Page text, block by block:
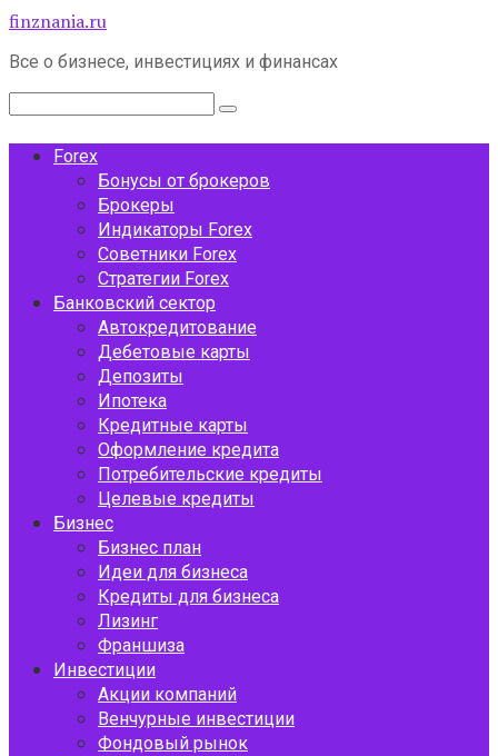
Перейти
контенту
finznania.ru
Все о бизнесе, инвестициях и финансах
Поиск:
Forex
Бонусы от брокеров
Брокеры
Индикаторы Forex
Советники Forex
Стратегии Forex
Банковский сектор
Автокредитование
Дебетовые карты
Депозиты
Ипотека
Кредитные карты
Оформление кредита
Потребительские кредиты
Целевые кредиты
Бизнес
Бизнес план
Идеи для бизнеса
Кредиты для бизнеса
Лизинг
Франшиза
Инвестиции
Акции компаний
Венчурные инвестиции
Фондовый рынок